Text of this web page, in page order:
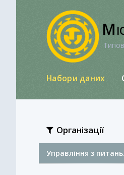
Набори даних
Організації
Управління з